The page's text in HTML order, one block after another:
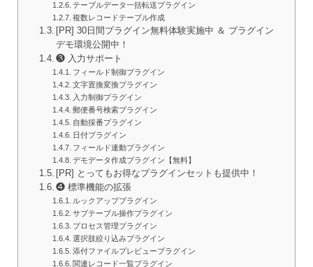
テーブルデータ一括転送プラグイン
複数レコードテーブル作成
[PR] 30日間プラグイン無料体験実施中 ＆ プラグイン
デモ環境公開中！
❸ 入力サポート
フィールド制御プラグイン
文字置換変換プラグイン
入力制御プラグイン
郵便番号検索プラグイン
自動採番プラグイン
日付プラグイン
フィールド連動プラグイン
デモデータ作成プラグイン【無料】
[PR] とってもお得なプラグインセットも提供中！
❹ 標準機能の拡張
ルックアッププラグイン
サブテーブル操作プラグイン
プロセス管理プラグイン
選択肢絞り込みプラグイン
添付ファイルプレビュープラグイン
関連レコード一覧プラグイン